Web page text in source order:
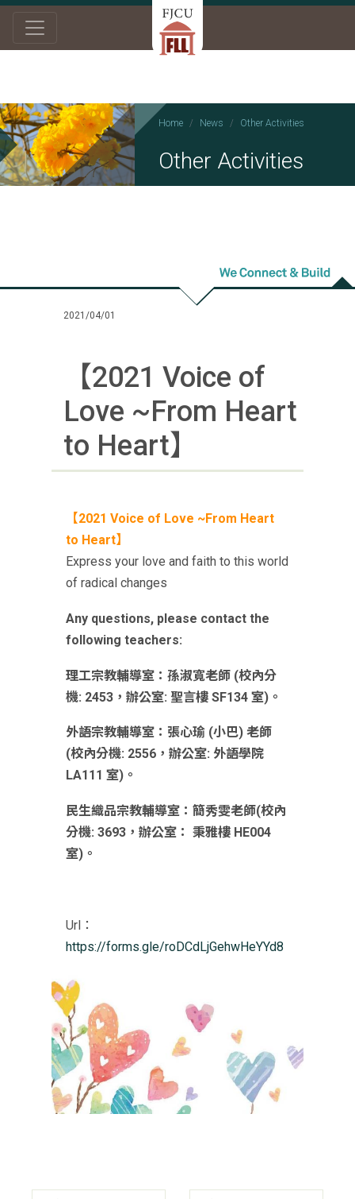
Home News Other Activities
Other Activities
2021/04/01
【2021 Voice of
Love ~From Heart
to Heart】
【2021 Voice of Love ~From Heart
to Heart】
Express your love and faith to this world
of radical changes
Any questions, please contact the
following teachers:
理工宗教輔導室：孫淑寬老師 (校內分
機: 2453，辦公室: 聖言樓 SF134 室)。
外語宗教輔導室：張心瑜 (小巴) 老師
(校內分機: 2556，辦公室: 外語學院
LA111 室)。
民生織品宗教輔導室：簡秀雯老師(校內
分機: 3693，辦公室： 秉雅樓 HE004
室)。
Url：
https://forms.gle/roDCdLjGehwHeYYd8